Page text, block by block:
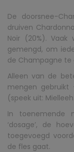
De doorsnee-
druiven
Noir (20%). Vaak
gemengd, om
de Champagne te
Alleen van de
mengen
(speek uit:
In toenemende
‘dosage’, de
toegevoegd
de fles gaat.